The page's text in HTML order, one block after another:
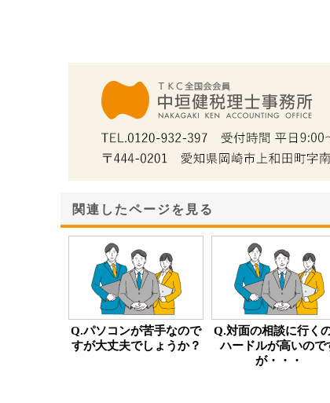
関連したページを見る
Q.パソコンが苦手なので
すが大丈夫でしょうか？
Q.対面の相談に行く
ハードルが高いので
が・・・